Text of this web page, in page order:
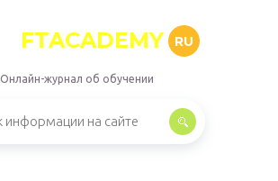
FTACADEMY RU
Онлайн-журнал об обучении